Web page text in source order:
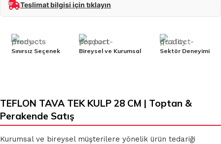
Teslimat bilgisi için tıklayın
Sınırsız Seçenek Bireysel ve Kurumsal Sektör Deneyimi
TEFLON TAVA TEK KULP 28 CM | Toptan &
Perakende Satış
Kurumsal ve bireysel müşterilere yönelik ürün tedariği